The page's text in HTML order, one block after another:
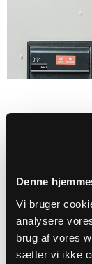
Denne
Vi bruger
analysere
brug af vores
sætter vi ikke
navngivning
rettes/
Sognets